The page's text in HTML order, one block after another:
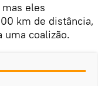
eles
km de distância,
uma coalizão.